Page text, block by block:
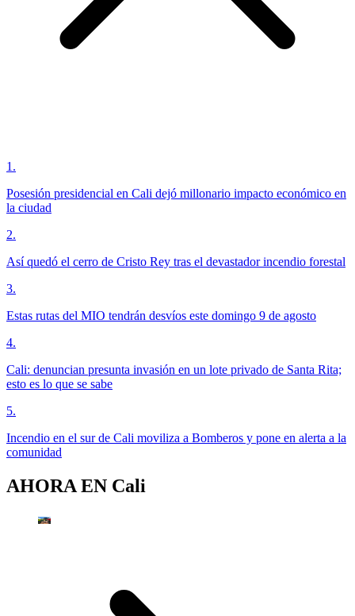
1 .
Posesión presidencial en Cali dejó millonario impacto económico en
la ciudad
2.
Así quedó el cerro de Cristo Rey tras el devastador incendio forestal
3.
Estas rutas del MIO tendrán desvíos este domingo 9 de agosto
4.
Cali: denuncian presunta invasión en un lote privado de Santa Rita;
esto es lo que se sabe
5.
Incendio en el sur de Cali moviliza a Bomberos y pone en alerta a la
comunidad
AHORA EN Cali